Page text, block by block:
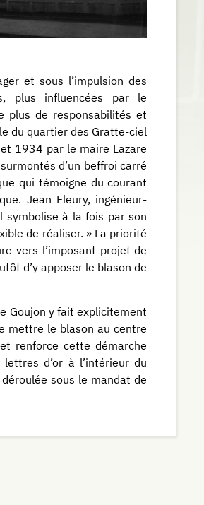
et sous l’impulsion des
plus influencées par le
plus de responsabilités et
du quartier des Gratte-ciel
1934 par le maire Lazare
d’un beffroi carré
qui témoigne du courant
Jean Fleury, ingénieur-
à la fois par son
de réaliser. » La priorité
vers l’imposant projet de
d’y apposer le blason de
Goujon y fait explicitement
mettre le blason au centre
renforce cette démarche
d’or à l’intérieur du
sous le mandat de